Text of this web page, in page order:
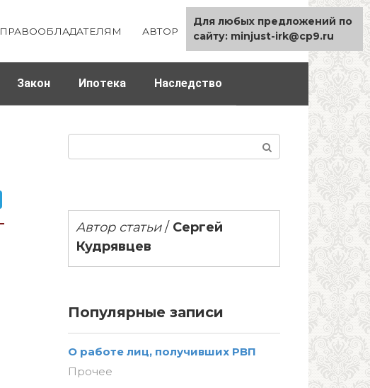
ПРАВООБЛАДАТЕЛЯМ АВТОР КАРТА САЙТА
Закон Ипотека Наследство
Автор статьи/ Сергей
Кудрявцев
Популярные записи
О работе лиц, получивших РВП
Прочее
Для любых предложений по
сайту: minjust-irk@cp9.ru